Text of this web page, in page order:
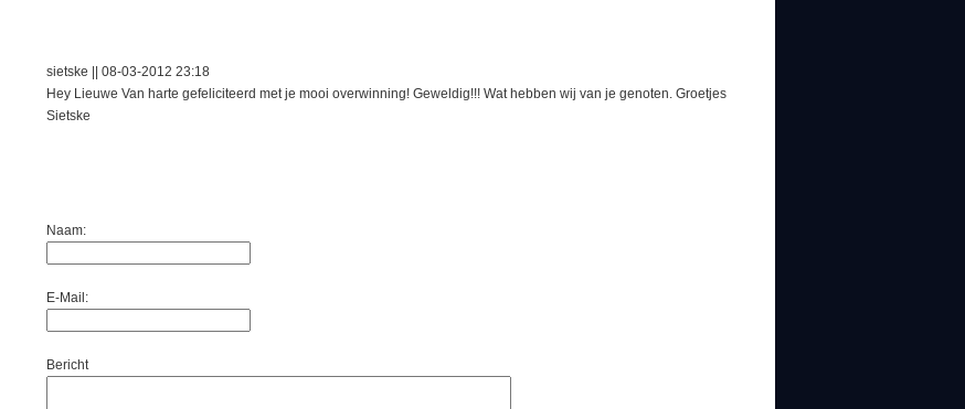
sietske || 08-03-2012 23:18
Hey Lieuwe Van harte gefeliciteerd met je mooi overwinning! Geweldig!!! Wat hebben wij van je genoten. Groetjes
Sietske
Naam:
E-Mail:
Bericht